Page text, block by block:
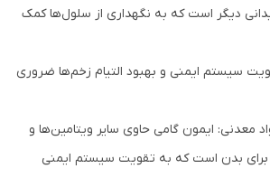
دیگر است که به نگهداری از سلول‌ها کمک
سیستم ایمنی و بهبود التیام زخم‌ها ضروری
معدنی: ایمون گامی حاوی سایر ویتامین‌ها و
بدن است که به تقویت سیستم ایمنی